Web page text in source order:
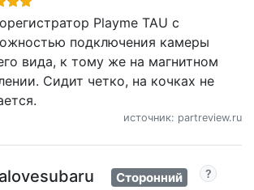
Playme TAU с
подключения камеры
вида, к тому же на магнитном
Сидит четко, на кочках не
источник: partreview.ru
Сторонний